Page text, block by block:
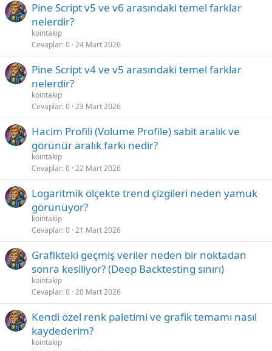
Pine Script v5 ve v6 arasındaki temel farklar
nelerdir?
kointakip
Cevaplar 0 24 Mart 2026
Pine Script v4 ve v5 arasındaki temel farklar
nelerdir?
kointakip
Cevaplar 0 23 Mart 2026
Hacim Profili (Volume Profile) sabit aralık ve
görünür aralık farkı nedir?
kointakip
Cevaplar 0 22 Mart 2026
Logaritmik ölçekte trend çizgileri neden yamuk
görünüyor?
kointakip
Cevaplar 0 21 Mart 2026
Grafikteki geçmiş veriler neden bir noktadan
sonra kesiliyor? (Deep Backtesting sınırı)
kointakip
Cevaplar 0 20 Mart 2026
Kendi özel renk paletimi ve grafik temamı nasıl
kaydederim?
kointakip